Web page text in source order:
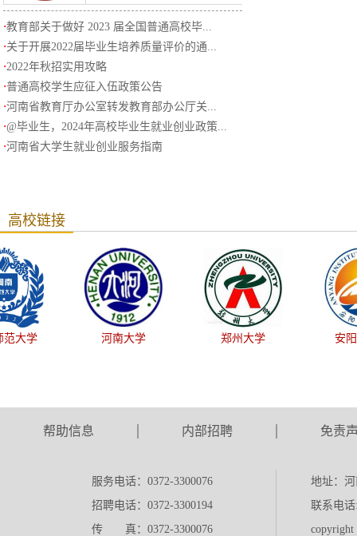
·教育部关于做好 2023 届全国普通高校毕...
·关于开展2022届毕业生培养质量评价的通...
·2022年秋招实用攻略
·普通高校学生应征入伍政策公告
·河南省教育厅办公室转发教育部办公厅关...
·@毕业生，2024年高校毕业生就业创业政策...
·河南省大学生就业创业服务指南
高校链接
安阳工学院
帮助信息 内部招聘 免责
服务电话：0372-3300076
招聘电话：0372-3300194
传 真：0372-3300076
地址：
联系电